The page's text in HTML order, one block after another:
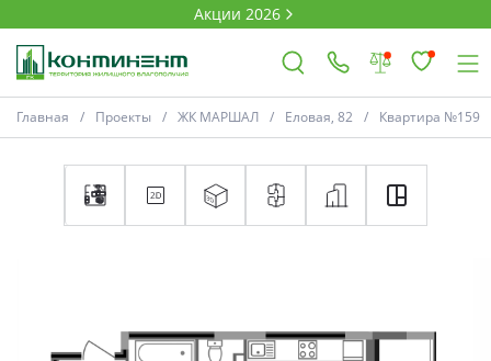
Акции 2026
Ковров
Акции
Главная Проекты ЖК МАРШАЛ Еловая, 82 Квартира №159